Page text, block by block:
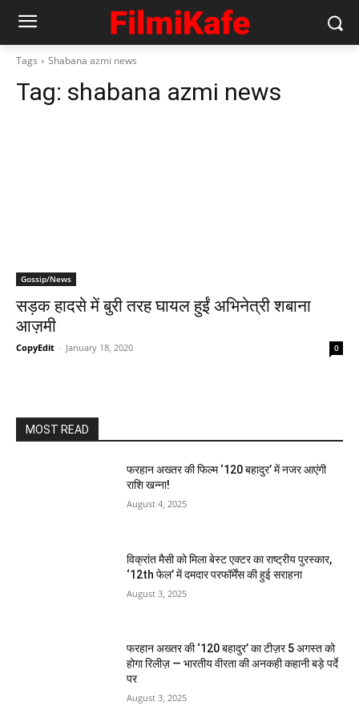
Tags Shabana azmi news
Tag: shabana azmi news
Gossip/News
सड़क हादसे में बुरी तरह घायल हुईं अभिनेत्री शबाना
आज़मी
CopyEdit - January 18, 2020 0
MOST READ
फरहान अख्तर की फिल्म ‘120 बहादुर’ में नजर आएंगी
राशि खन्ना!
August 4, 2025
विक्रांत मैसी को मिला बेस्ट एक्टर का राष्ट्रीय पुरस्कार,
‘12th फेल’ में दमदार परफॉर्मेंस की हुई सराहना
August 3, 2025
फरहान अख्तर की ‘120 बहादुर’ का टीज़र 5 अगस्त को
होगा रिलीज़ — भारतीय वीरता की अनकही कहानी बड़े पर्दे
पर
August 3, 2025